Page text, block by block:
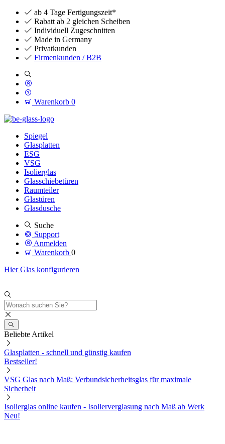
ab 4 Tage Fertigungszeit*
Rabatt ab 2 gleichen Scheiben
Individuell Zugeschnitten
Made in Germany
Privatkunden
Firmenkunden / B2B
Warenkorb 0
Spiegel
Glasplatten
ESG
VSG
Isolierglas
Glasschiebetüren
Raumteiler
Glastüren
Glasdusche
Suche
Support
Anmelden
Warenkorb 0
Hier Glas konfigurieren
Beliebte Artikel
Glasplatten - schnell und günstig kaufen
Bestseller!
VSG Glas nach Maß: Verbundsicherheitsglas für maximale
Sicherheit
Isolierglas online kaufen - Isolierverglasung nach Maß ab Werk
Neu!